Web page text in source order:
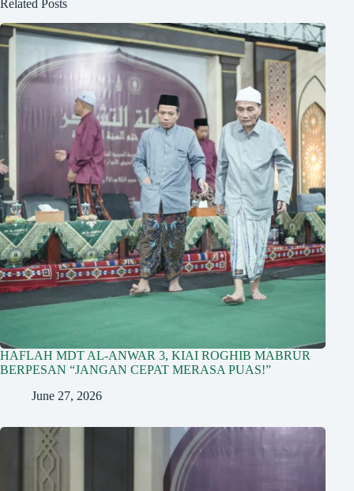
Related Posts
HAFLAH MDT AL-ANWAR 3, KIAI ROGHIB MABRUR
BERPESAN “JANGAN CEPAT MERASA PUAS!”
June 27, 2026